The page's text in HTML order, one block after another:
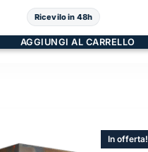
Ricevilo in 48h
AGGIUNGI AL CARRELLO
In offerta!